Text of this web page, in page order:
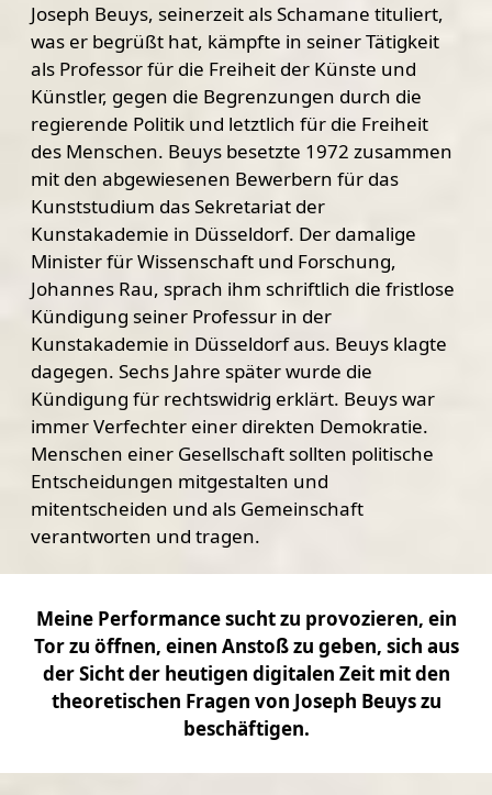
Joseph Beuys, seinerzeit als Schamane tituliert,
was er begrüßt hat, kämpfte in seiner Tätigkeit
als Professor für die Freiheit der Künste und
Künstler, gegen die Begrenzungen durch die
regierende Politik und letztlich für die Freiheit
des Menschen. Beuys besetzte 1972 zusammen
mit den abgewiesenen Bewerbern für das
Kunststudium das Sekretariat der
Kunstakademie in Düsseldorf. Der damalige
Minister für Wissenschaft und Forschung,
Johannes Rau, sprach ihm schriftlich die fristlose
Kündigung seiner Professur in der
Kunstakademie in Düsseldorf aus. Beuys klagte
dagegen. Sechs Jahre später wurde die
Kündigung für rechtswidrig erklärt. Beuys war
immer Verfechter einer direkten Demokratie.
Menschen einer Gesellschaft sollten politische
Entscheidungen mitgestalten und
mitentscheiden und als Gemeinschaft
verantworten und tragen.
Meine Performance sucht zu provozieren, ein
Tor zu öffnen, einen Anstoß zu geben, sich aus
der Sicht der heutigen digitalen Zeit mit den
theoretischen Fragen von Joseph Beuys zu
beschäftigen.